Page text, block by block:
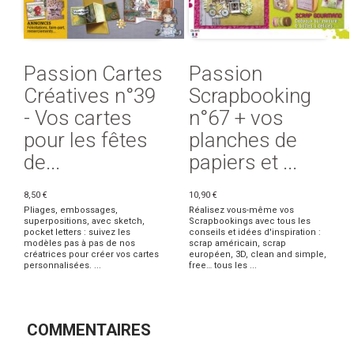
Passion Cartes
Créatives n°39
- Vos cartes
pour les fêtes
de...
8,50 €
Pliages, embossages,
superpositions, avec sketch,
pocket letters : suivez les
modèles pas à pas de nos
créatrices pour créer vos cartes
personnalisées. ...
Passion
Scrapbooking
n°67 + vos
planches de
papiers et ...
10,90 €
Réalisez vous-même vos
Scrapbookings avec tous les
conseils et idées d'inspiration :
scrap américain, scrap
européen, 3D, clean and simple,
free… tous les ...
COMMENTAIRES